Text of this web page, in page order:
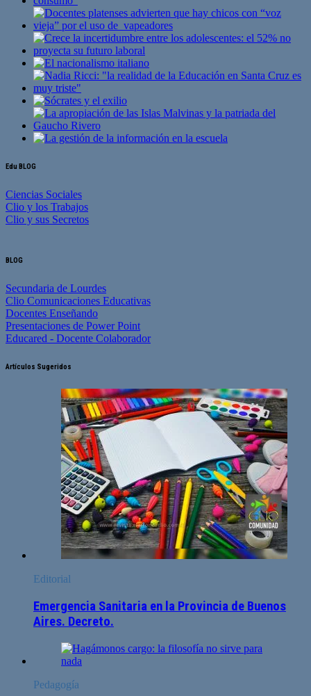
Edu BLOG
Ciencias Sociales
Clio y los Trabajos
Clio y sus Secretos
BLOG
Secundaria de Lourdes
Clio Comunicaciones Educativas
Docentes Enseñando
Presentaciones de Power Point
Educared - Docente Colaborador
Artículos Sugeridos
Editorial
Emergencia Sanitaria en la Provincia de Buenos
Aires. Decreto.
Pedagogía